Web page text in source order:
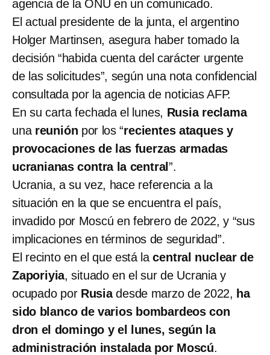
agencia de la ONU en un comunicado.
El actual presidente de la junta, el argentino
Holger Martinsen, asegura haber tomado la
decisión “habida cuenta del carácter urgente
de las solicitudes”, según una nota confidencial
consultada por la agencia de noticias AFP.
En su carta fechada el lunes, Rusia reclama
una reunión por los “recientes ataques y
provocaciones de las fuerzas armadas
ucranianas contra la central”.
Ucrania, a su vez, hace referencia a la
situación en la que se encuentra el país,
invadido por Moscú en febrero de 2022, y “sus
implicaciones en términos de seguridad”.
El recinto en el que está lacentral nuclear de
Zaporiyia, situado en el sur de Ucrania y
ocupado por Rusiadesde marzo de 2022, ha
sido blanco de varios bombardeos con
dron el domingo y el lunes, según la
administración instalada por Moscú.